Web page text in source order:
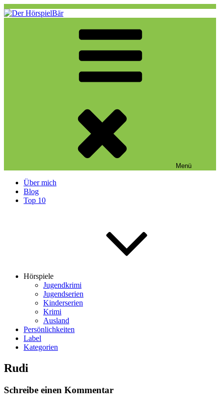
Zum
Inhalt
Eine weitere WordPress-Website
Menü
Über mich
Blog
Top 10
Hörspiele
Jugendkrimi
Jugendserien
Kinderserien
Krimi
Ausland
Persönlichkeiten
Label
Kategorien
Rudi
Schreibe einen Kommentar